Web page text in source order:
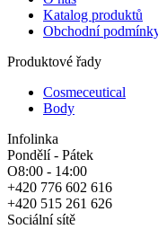
Katalog produktů
Obchodní
Produktové řady
Cosmeceutical
Body
Infolinka
Pondělí - Pátek
O8:00 - 14:00
+420 776 602 616
+420 515 261 626
Sociální sítě